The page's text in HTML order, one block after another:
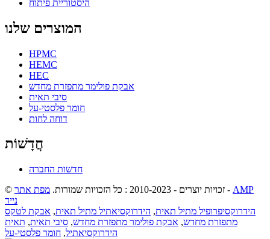
היסטוריית פיתוח
המוצרים שלנו
HPMC
HEMC
HEC
אבקת פולימר מתפזרת מחדש
סיבי תאית
חומר פלסטי-על
דוחה לחות
חֲדָשׁוֹת
חדשות החברה
© זכויות יוצרים - 2010-2023 : כל הזכויות שמורות.
מפת אתר - AMP
נייד
הידרוקסיפרופיל מתיל תאית, הידרוקסיאתיל מתיל תאית, אבקת לטקס
מתפזרת מחדש, אבקת פולימר מתפזרת מחדש, סיבי תאית, תאית
הידרוקסיאתיל, חומר פלסטי-על